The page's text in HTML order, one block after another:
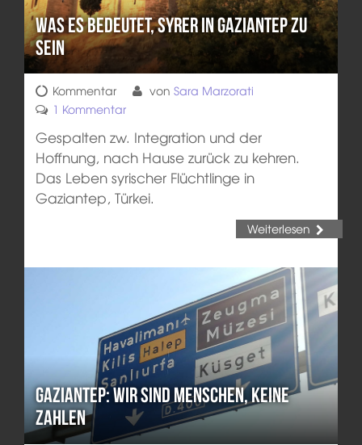
Was es bedeutet, Syrer in Gaziantep zu
sein
Kommentar von Sara Marzorati
1 Kommentar
Gespalten zw. Integration und der
Hoffnung, nach Hause zurück zu kehren.
Das Leben syrischer Flüchtlinge in
Gaziantep, Türkei.
Weiterlesen
Gaziantep: Wir sind Menschen, keine
Zahlen